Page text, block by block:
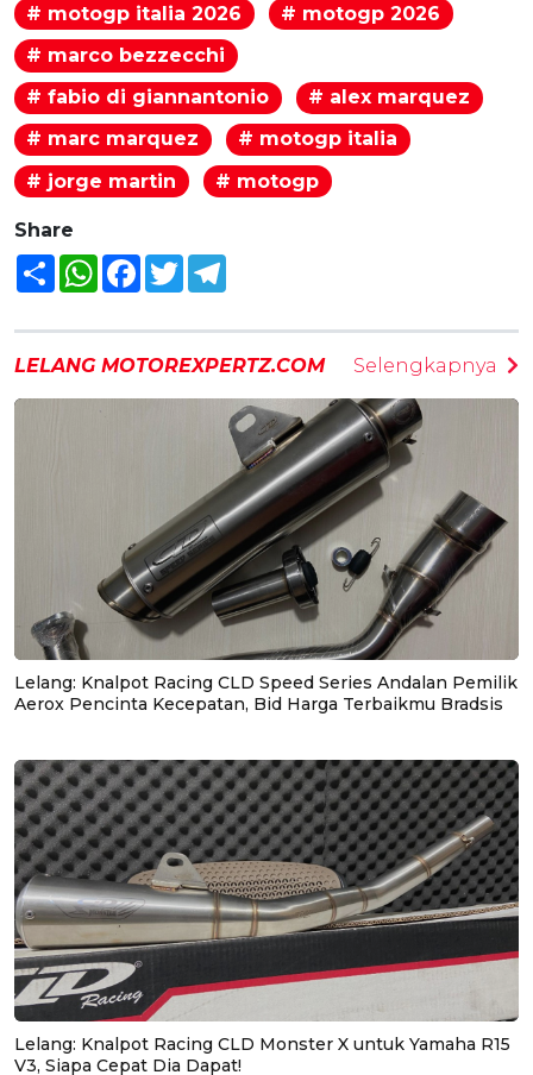
# motogp italia 2026
# motogp 2026
# marco bezzecchi
# fabio di giannantonio
# alex marquez
# marc marquez
# motogp italia
# jorge martin
# motogp
Share
Share WhatsAppFacebook
Twitter
LELANG MOTOREXPERTZ.COM Selengkapnya
Lelang: Knalpot Racing CLD Speed Series Andalan Pemilik
Aerox Pencinta Kecepatan, Bid Harga Terbaikmu Bradsis
Lelang: Knalpot Racing CLD Monster X untuk Yamaha R15
V3, Siapa Cepat Dia Dapat!